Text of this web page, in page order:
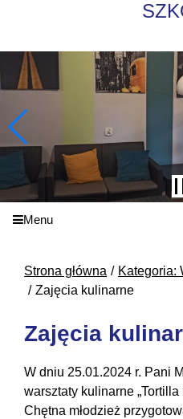
Menu
Strona główna
Kategoria:
Zajęcia kulinarne
Zajęcia
W dniu 25.01.2024 r. Pani
warsztaty kulinarne
Chętna młodzież